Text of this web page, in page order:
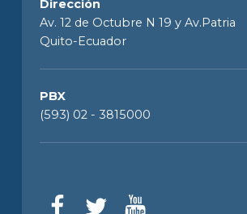
Dirección
Av. 12 de Octubre N 19 y Av.Patria
Quito-Ecuador
PBX
(593) 02 - 3815000